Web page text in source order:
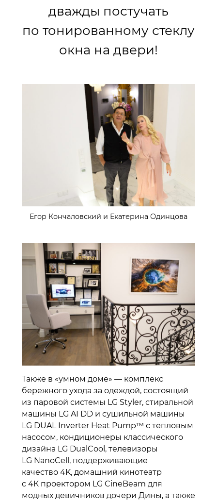
дважды постучать
по тонированному стеклу
окна на двери!
Егор Кончаловский и Екатерина Одинцова
Также в «умном доме» — комплекс
бережного ухода за одеждой, состоящий
из паровой системы LG Styler, стиральной
машины LG AI DD и сушильной машины
LG DUAL Inverter Heat Pump™ с тепловым
насосом, кондиционеры классического
дизайна LG DualCool, телевизоры
LG NanoCell, поддерживающие
качество 4K, домашний кинотеатр
c 4К проектором LG CineBeam для
модных девичников дочери Дины, а также